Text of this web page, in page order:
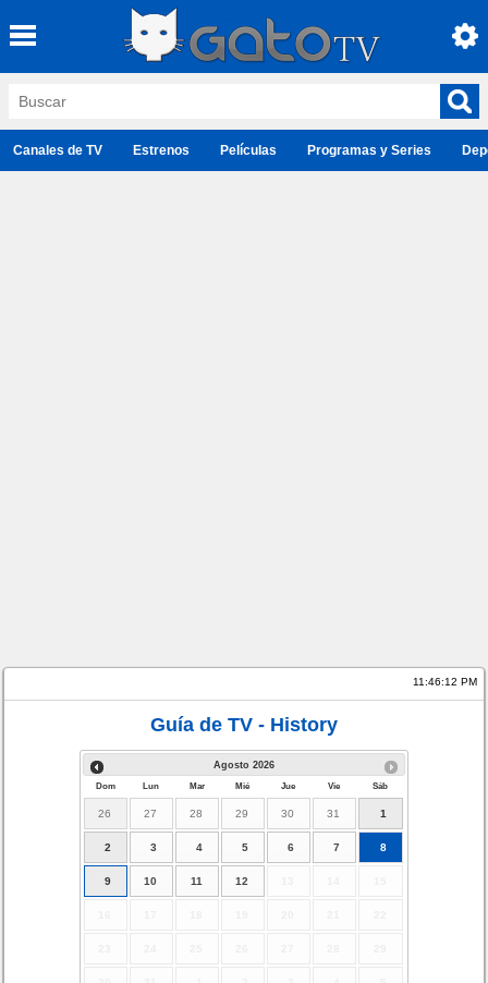
Canales de TV Estrenos Películas Programas y Series
11:46:12 PM
Guía de TV - History
Agosto 2026
Dom Lun Mar Mié Jue Vie Sáb
26 27 28 29 30 31 1
2 3 4 5 6 7 8
9 10 11 12